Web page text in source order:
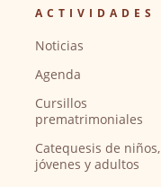
ACTIVIDADES
Noticias
Agenda
Cursillos
prematrimoniales
Catequesis de niños,
jóvenes y adultos